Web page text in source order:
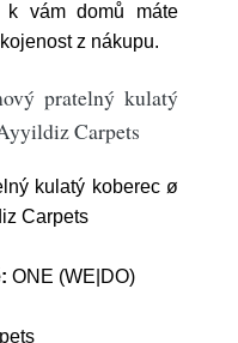
vám domů máte
z nákupu.
pratelný kulatý
Carpets
kulatý koberec ø
Carpets
ONE (WE|DO)